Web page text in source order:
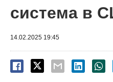
система в
14.02.2025 19:45